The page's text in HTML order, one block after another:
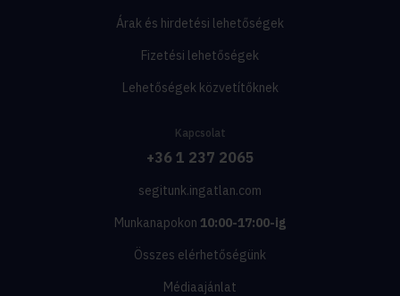
Árak és hirdetési lehetőségek
Fizetési lehetőségek
Lehetőségek közvetítőknek
Kapcsolat
+36 1 237 2065
segitunk.ingatlan.com
Munkanapokon 10:00-17:00-ig
Összes elérhetőségünk
Médiaajánlat